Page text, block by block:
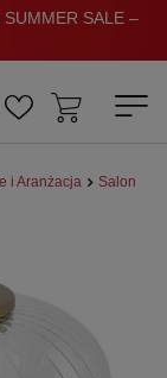
SUMMER SALE –
i Aranżacja Salon i